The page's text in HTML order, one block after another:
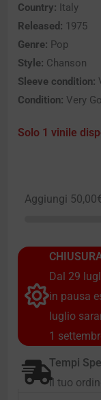
Country: Italy
Released: 1975
Genre: Pop
Style: Chanson
Sleeve condition:
Condition: Very
Solo 1 vinile
Aggiungi 50,00
Dal 29
in pausa
luglio
1
Tempi
Il tuo